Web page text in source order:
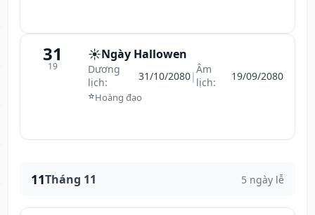
31
19
☀️Ngày Hallowen
Dương
lịch:
31/10/2080|Âm
lịch:
19/09/2080
⭐Hoàng đạo
11Tháng 11 5 ngày lễ